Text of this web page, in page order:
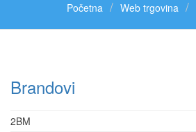
Početna Web trgovina
Brandovi
2BM